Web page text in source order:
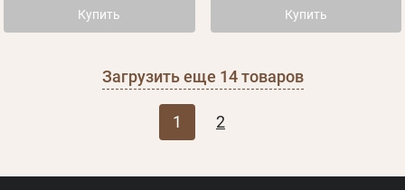
Купить Купить
Загрузить еще 14товаров
1 2